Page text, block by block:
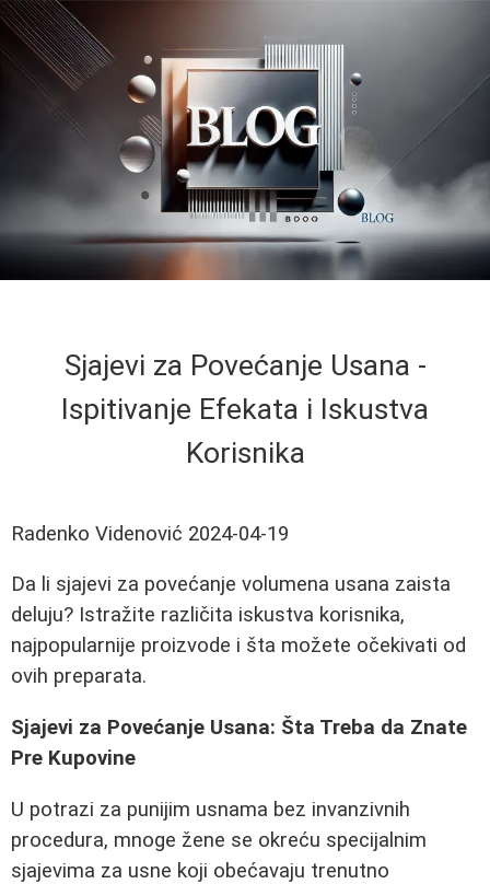
Sjajevi za Povećanje Usana -
Ispitivanje Efekata i Iskustva
Korisnika
Radenko Videnović 2024-04-19
Da li sjajevi za povećanje volumena usana zaista
deluju? Istražite različita iskustva korisnika,
najpopularnije proizvode i šta možete očekivati od
ovih preparata.
Sjajevi za Povećanje Usana: Šta Treba da Znate
Pre Kupovine
U potrazi za punijim usnama bez invanzivnih
procedura, mnoge žene se okreću specijalnim
sjajevima za usne koji obećavaju trenutno